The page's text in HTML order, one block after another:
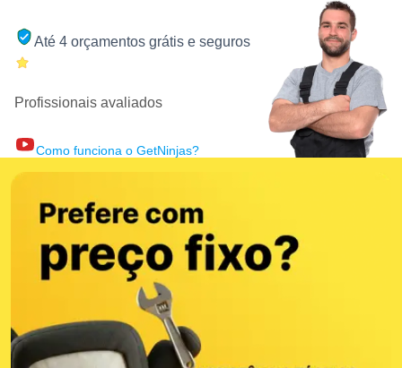
Até 4 orçamentos grátis e seguros
Profissionais avaliados
Como funciona o GetNinjas?